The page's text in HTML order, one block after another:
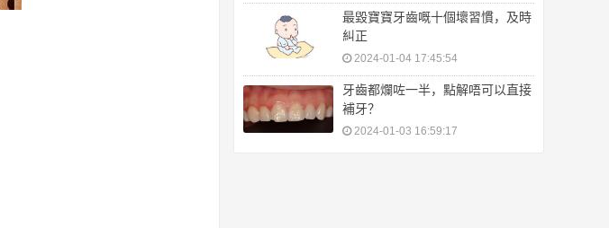
最毀寶寶牙齒嘅十個壞習慣，及時
糾正
2024-01-04 17:45:54
牙齒都爛咗一半，點解唔可以直接
補牙？
2024-01-03 16:59:17